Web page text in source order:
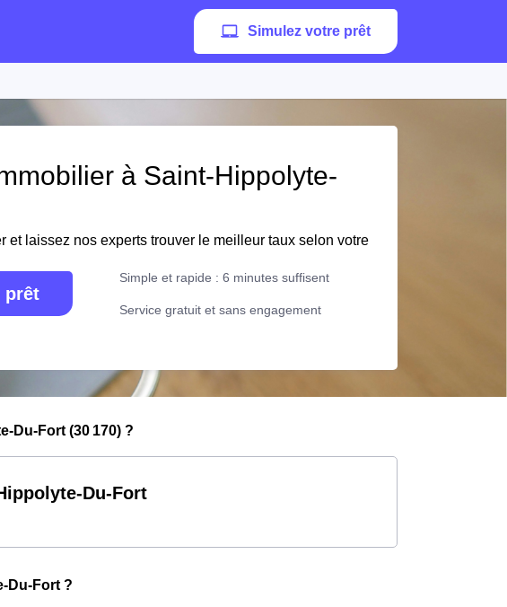
Simulez votre prêt
à Saint-Hippolyte-
et laissez nos experts trouver le meilleur taux selon votre
prêt
Simple et rapide : 6 minutes suffisent
Service gratuit et sans engagement
Du-Fort (30 170) ?
Du-Fort
Du-Fort ?